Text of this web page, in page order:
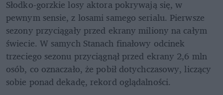
Słodko-gorzkie losy aktora pokrywają się, w
pewnym sensie, z losami samego serialu. Pierwsze
sezony przyciągały przed ekrany miliony na całym
świecie. W samych Stanach finałowy odcinek
trzeciego sezonu przyciągnął przed ekrany 2,6 mln
osób, co oznaczało, że pobił dotychczasowy, liczący
sobie ponad dekadę, rekord oglądalności.